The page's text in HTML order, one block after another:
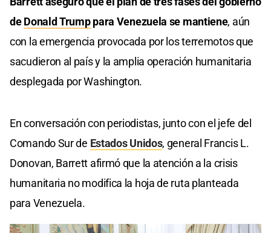
deDonald Trumppara Venezuela se mantiene, aún
con la emergencia provocada por los terremotos que
sacudieron al país y la amplia operación humanitaria
desplegada por Washington.
En conversación con periodistas, junto con el jefe del
Comando Sur de Estados Unidos, general Francis L.
Donovan, Barrett afirmó que la atención a la crisis
humanitaria no modifica la hoja de ruta planteada
para Venezuela.